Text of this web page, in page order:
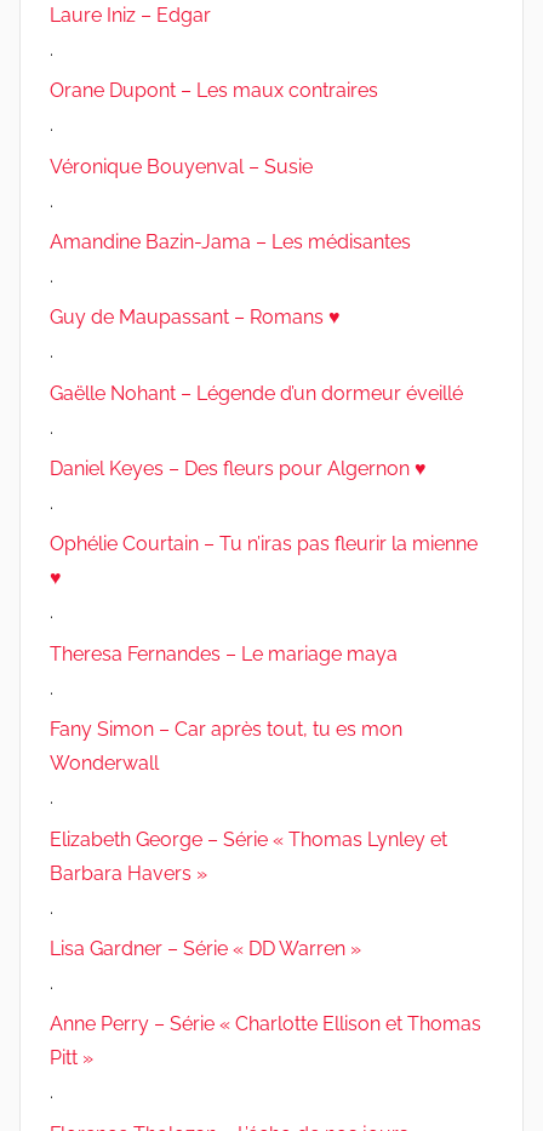
Laure Iniz – Edgar
.
Orane Dupont – Les maux contraires
.
Véronique Bouyenval – Susie
.
Amandine Bazin-Jama – Les médisantes
.
Guy de Maupassant – Romans ♥
.
Gaëlle Nohant – Légende d’un dormeur éveillé
.
Daniel Keyes – Des fleurs pour Algernon ♥
.
Ophélie Courtain – Tu n’iras pas fleurir la mienne
♥
.
Theresa Fernandes – Le mariage maya
.
Fany Simon – Car après tout, tu es mon
Wonderwall
.
Elizabeth George – Série « Thomas Lynley et
Barbara Havers »
.
Lisa Gardner – Série « DD Warren »
.
Anne Perry – Série « Charlotte Ellison et Thomas
Pitt »
.